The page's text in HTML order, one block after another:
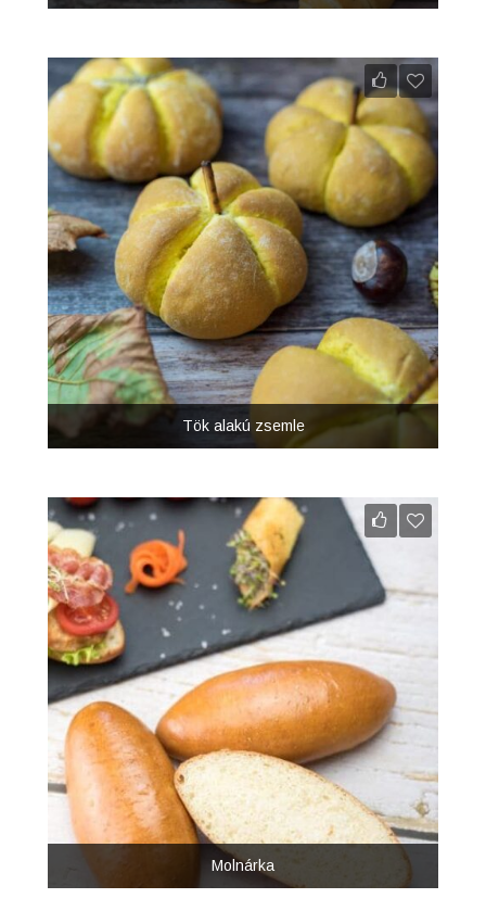
Tök alakú zsemle
Molnárka